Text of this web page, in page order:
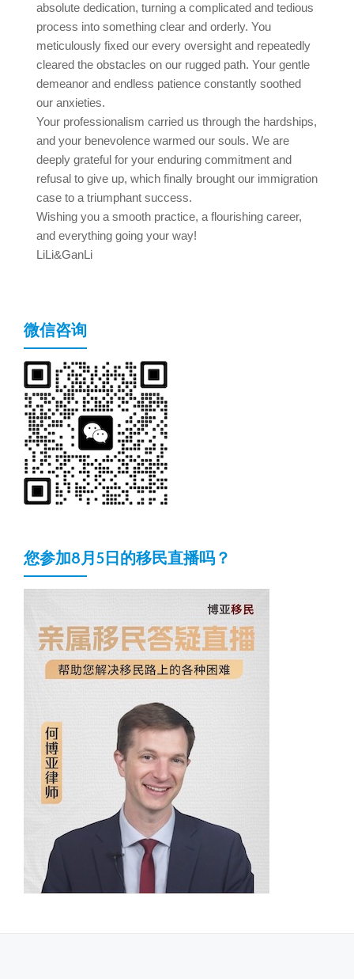
absolute dedication, turning a complicated and tedious
process into something clear and orderly. You
meticulously fixed our every oversight and repeatedly
cleared the obstacles on our rugged path. Your gentle
demeanor and endless patience constantly soothed
our anxieties.
Your professionalism carried us through the hardships,
and your benevolence warmed our souls. We are
deeply grateful for your enduring commitment and
refusal to give up, which finally brought our immigration
case to a triumphant success.
Wishing you a smooth practice, a flourishing career,
and everything going your way!
LiLi&GanLi
微信咨询
您参加8月5日的移民直播吗？